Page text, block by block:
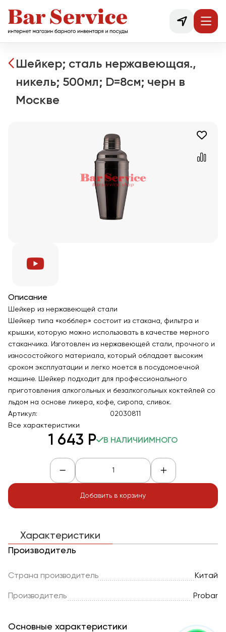
Шейкер; сталь нержавеющая.,
никель; 500мл; D=8см; черн в
Москве
Описание
Шейкер из нержавеющей стали
Шейкер типа «кобблер» состоит из стакана, фильтра и
крышки, которую можно использовать в качестве мерного
стаканчика. Изготовлен из нержавеющей стали, прочного и
износостойкого материала, который обладает высоким
сроком эксплуатации и легко моется в посудомоечной
машине. Шейкер подходит для профессионального
приготовления алкогольных и безалкогольных коктейлей со
льдом на основе ликера, кофе, сиропа, сливок.
Артикул:
02030811
Все характеристики
1 643 Р В НАЛИЧИИ МНОГО
Добавить в корзину
Характеристики
Производитель
Страна производитель Китай
Производитель Probar
Основные характеристики